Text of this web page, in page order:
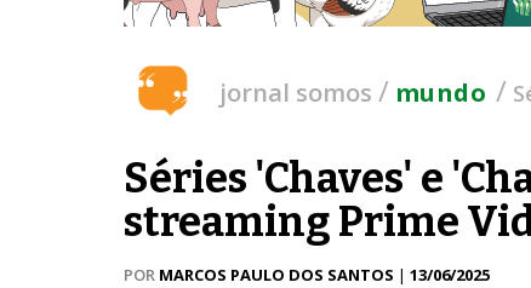
jornal somos / mundo /
Séries 'Chaves' e
streaming Prime
POR MARCOS PAULO DOS SANTOS | 13/06/2025